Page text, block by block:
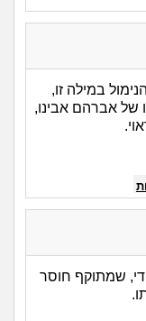
במילה זו,
של אברהם אבינו,
שמתוקף חוסר